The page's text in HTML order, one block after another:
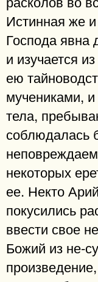
Истинная же
Господа явна
и изучается
ею
мучениками,
тела,
соблюдалась
некоторых
ее. Некто
покусились
ввести свое
Божий из не-